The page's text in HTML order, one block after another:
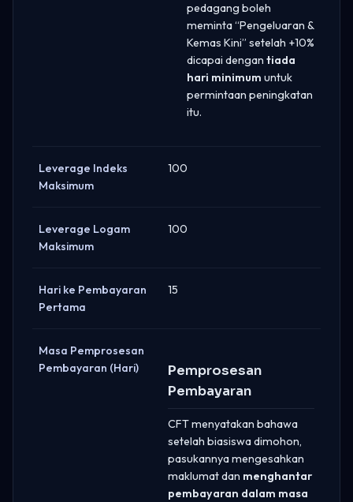
pedagang boleh
meminta “Pengeluaran &
Kemas Kini” setelah +10%
dicapai dengan tiada
hari minimum untuk
permintaan peningkatan
itu.
Leverage Indeks
Maksimum
100
Leverage Logam
Maksimum
100
Hari ke Pembayaran
Pertama
15
Masa Pemprosesan
Pembayaran (Hari)
Pemprosesan
Pembayaran
CFT menyatakan bahawa
setelah biasiswa dimohon,
pasukannya mengesahkan
maklumat dan menghantar
pembayaran dalam masa